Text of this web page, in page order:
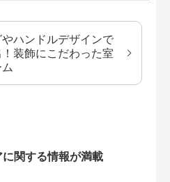
ハンドルデザインで
装飾にこだわった室
関する情報が満載